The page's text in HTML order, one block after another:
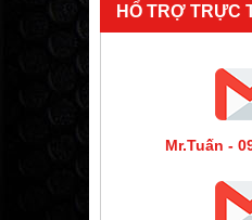
HỔ TRỢ TRỰC
Mr.Tuấn -